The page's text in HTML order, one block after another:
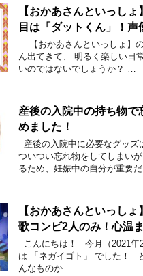
【おかあさんといっし
目は「ダットくん」！声
【おかあさんといっしょ】
ん出てきて、 明るく楽しい日
いのではないでしょうか？ …
産後の入院中の持ち物で
めました！
産後の入院中に必要なグッズ
ついつい忘れ物をしてしまい
るため、妊娠中の自分が重要
【おかあさんといっし
歌コンビ2人のみ！心温
こんにちは！ 今月（2021年
は 「ネガイゴト」 でした！
んなものか …